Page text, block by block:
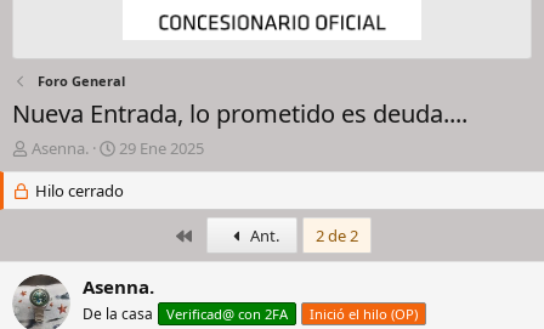
Foro General
Nueva Entrada, lo prometido es deuda....
I
n
c
a
d
o
r
Asenna.
F
e
c
h
d
i
n
29 Ene 2025
Hilo cerrado
PrimeroAnt. 2 de 2
Asenna.
De la casa Verificad@ con 2FA Inició el hilo (OP)